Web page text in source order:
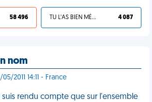
58 496 TU L'AS BIEN MÉRITÉ 4 087
nom
2011 14:11 - France
rendu compte que sur l'ensemble